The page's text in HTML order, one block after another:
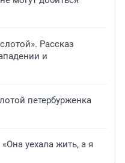
Рассказ
и
петербурженка
уехала жить, а я